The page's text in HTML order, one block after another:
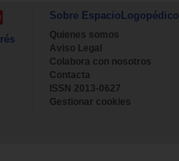
Sobre EspacioLogopédico
Quienes somos
Aviso Legal
Colabora con nosotros
Contacta
ISSN 2013-0627
Gestionar cookies